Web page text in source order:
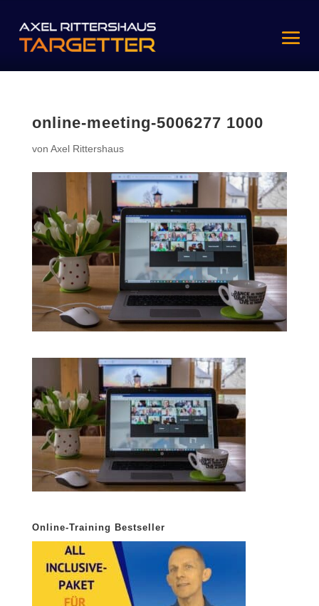
online-meeting-5006277 1000
von Axel Rittershaus
Online-Training Bestseller